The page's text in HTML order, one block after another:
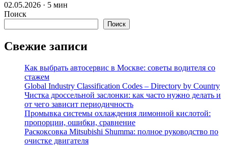
02.05.2026 · 5 мин
Поиск
Поиск
Свежие записи
Как выбрать автосервис в Москве: советы водителя со
стажем
Global Industry Classification Codes – Directory by Country
Чистка дроссельной заслонки: как часто нужно делать и
от чего зависит периодичность
Промывка системы охлаждения лимонной кислотой:
пропорции, ошибки, сравнение
Раскоксовка Mitsubishi Shumma: полное руководство по
очистке двигателя